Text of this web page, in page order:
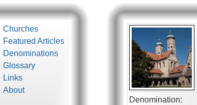
Churches
Featured Articles
Denominations
Glossary
Links
About
Denomination: